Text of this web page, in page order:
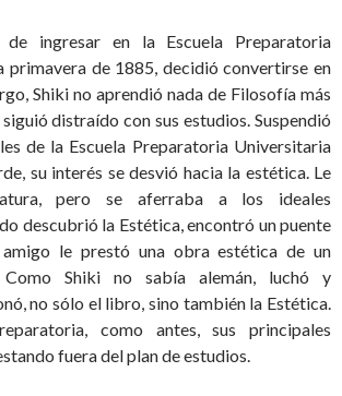
de ingresar en la Escuela Preparatoria
primavera de 1885, decidió convertirse en
Shiki no aprendió nada de Filosofía más
distraído con sus estudios. Suspendió
de la Escuela Preparatoria Universitaria
su interés se desvió hacia la estética. Le
pero se aferraba a los ideales
descubrió la Estética, encontró un puente
le prestó una obra estética de un
Como Shiki no sabía alemán, luchó y
no sólo el libro, sino también la Estética.
como antes, sus principales
fuera del plan de estudios.